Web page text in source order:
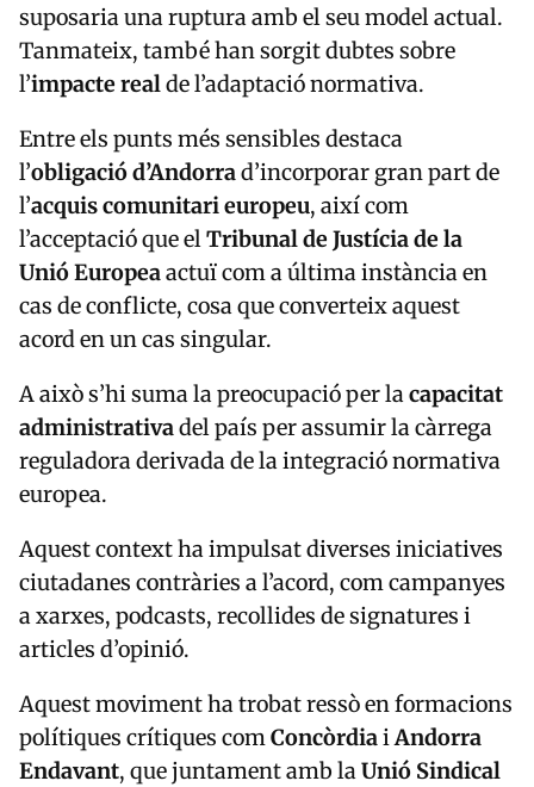
Tanmateix, també han sorgit dubtes sobre
l’impacte realde l’adaptació normativa.
Entre els punts més sensibles destaca
l’obligació d’Andorrad’incorporar gran part de
l’acquis comunitari europeu, així com
l’acceptació que elTribunal de Justícia de la
Unió Europeaactuï com a última instància en
cas de conflicte, cosa que converteix aquest
acord en un cas singular.
A això s’hi suma la preocupació per la
administrativadel país per assumir la càrrega
reguladora derivada de la integració normativa
europea.
Aquest context ha impulsat diverses iniciatives
ciutadanes contràries a l’acord, com campanyes
a xarxes, podcasts, recollides de signatures i
articles d’opinió.
Aquest moviment ha trobat ressò en formacions
polítiques crítiques comConcòrdiai Andorra
Endavant, que juntament amb laUnió Sindical
d’Andorrai altres actors socials han reclamat